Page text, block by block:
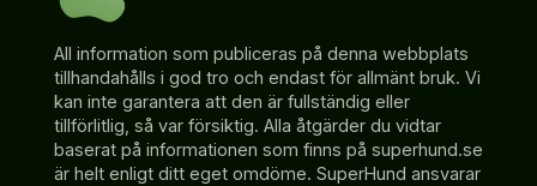
All information som publiceras på denna webbplats
tillhandahålls i god tro och endast för allmänt bruk. Vi
kan inte garantera att den är fullständig eller
tillförlitlig, så var försiktig. Alla åtgärder du vidtar
baserat på informationen som finns på superhund.se
är helt enligt ditt eget omdöme. SuperHund ansvarar